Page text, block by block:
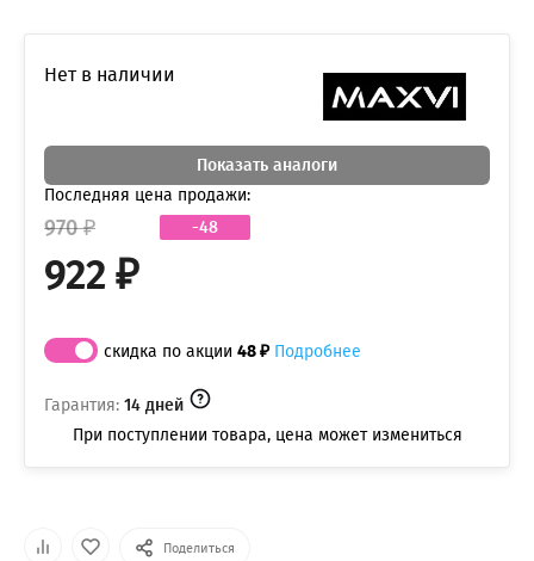
Поделиться
Нет в наличии
Показать аналоги
Гарантия: 14 дней
Последняя цена продажи:
-48
970 ₽
922 ₽
скидка по акции 48 ₽ Подробнее
При поступлении товара, цена может измениться